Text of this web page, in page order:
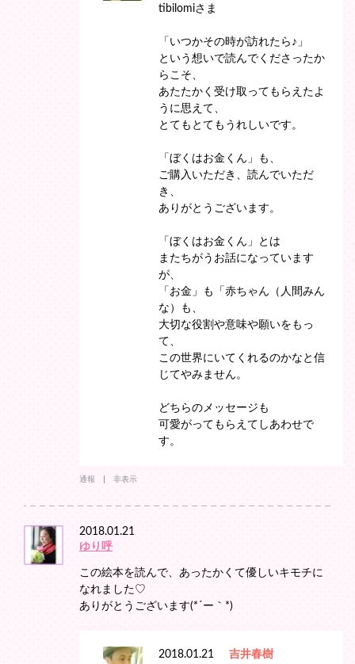
tibilomiさま
「いつかその時が訪れたら♪」
という想いで読んでくださったか
らこそ、
あたたかく受け取ってもらえたよ
うに思えて、
とてもとてもうれしいです。
「ぼくはお金くん」も、
ご購入いただき、読んでいただ
き、
ありがとうございます。
「ぼくはお金くん」とは
またちがうお話になっています
が、
「お金」も「赤ちゃん（人間みん
な）も、
大切な役割や意味や願いをもっ
て、
この世界にいてくれるのかなと信
じてやみません。
どちらのメッセージも
可愛がってもらえてしあわせで
す。
通報 非表示
2018.01.21
ゆり呼
この絵本を読んで、あったかくて優しいキモチに
なれました♡
ありがとうございます(*´ー｀*)
2018.01.21 吉井春樹